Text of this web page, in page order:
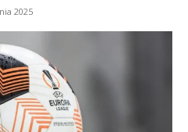
2025